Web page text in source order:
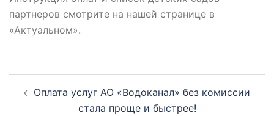
партнеров смотрите на нашей странице в
«Актуальном».
по
Оплата услуг АО «Водоканал» без комиссии
стала проще и быстрее!